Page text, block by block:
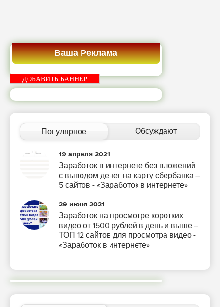
Ваша Реклама
ДОБАВИТЬ БАННЕР
Популярное Обсуждают
19 апреля 2021
Заработок в интернете без вложений
с выводом денег на карту сбербанка –
5 сайтов - «Заработок в интернете»
29 июня 2021
Заработок на просмотре коротких
видео от 1500 рублей в день и выше –
ТОП 12 сайтов для просмотра видео -
«Заработок в интернете»